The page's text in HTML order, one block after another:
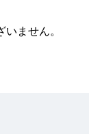
いません。